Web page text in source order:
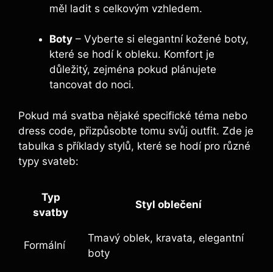
měl ladit s celkovým vzhledem.
Boty – Vyberte si elegantní kožené boty,
které se hodí k obleku. Komfort je
důležitý, zejména pokud plánujete
tancovat do noci.
Pokud má svatba nějaké specifické téma nebo
dress code, přizpůsobte tomu svůj outfit. Zde je
tabulka s příklady stylů, které se hodí pro různé
typy svateb:
Typ
svatby
Styl oblečení
Formální
Tmavý oblek, kravata, elegantní
boty